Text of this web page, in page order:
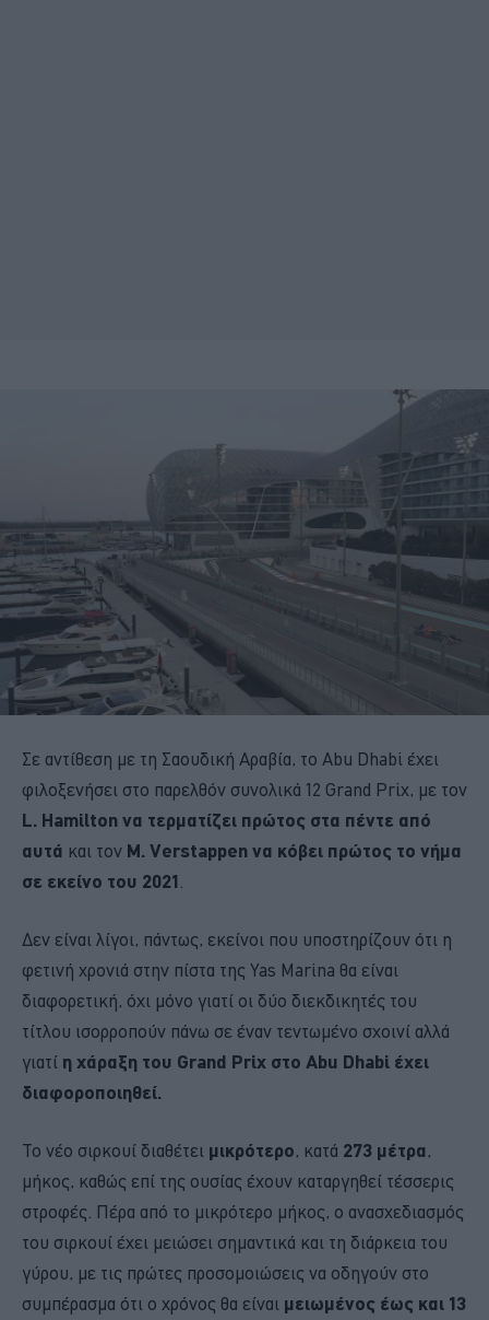
Σε αντίθεση με τη Σαουδική Αραβία, το Abu Dhabi έχει
φιλοξενήσει στο παρελθόν συνολικά 12 Grand Prix, με τον
L. Hamilton να τερματίζει πρώτος στα πέντε από
αυτά και τον M. Verstappen να κόβει πρώτος το νήμα
σε εκείνο του 2021
Δεν είναι λίγοι, πάντως, εκείνοι που υποστηρίζουν ότι η
φετινή χρονιά στην πίστα της Yas Marina θα είναι
διαφορετική, όχι μόνο γιατί οι δύο διεκδικητές του
τίτλου ισορροπούν πάνω σε έναν τεντωμένο σχοινί αλλά
γιατί η χάραξη του Grand Prix στο Abu Dhabi έχει
διαφοροποιηθεί.
Το νέο σιρκουί διαθέτει μικρότερο, κατά 273 μέτρα,
μήκος, καθώς επί της ουσίας έχουν καταργηθεί τέσσερις
στροφές. Πέρα από το μικρότερο μήκος, ο ανασχεδιασμός
του σιρκουί έχει μειώσει σημαντικά και τη διάρκεια του
γύρου, με τις πρώτες προσομοιώσεις να οδηγούν στο
συμπέρασμα ότι ο χρόνος θα είναι μειωμένος έως και 13